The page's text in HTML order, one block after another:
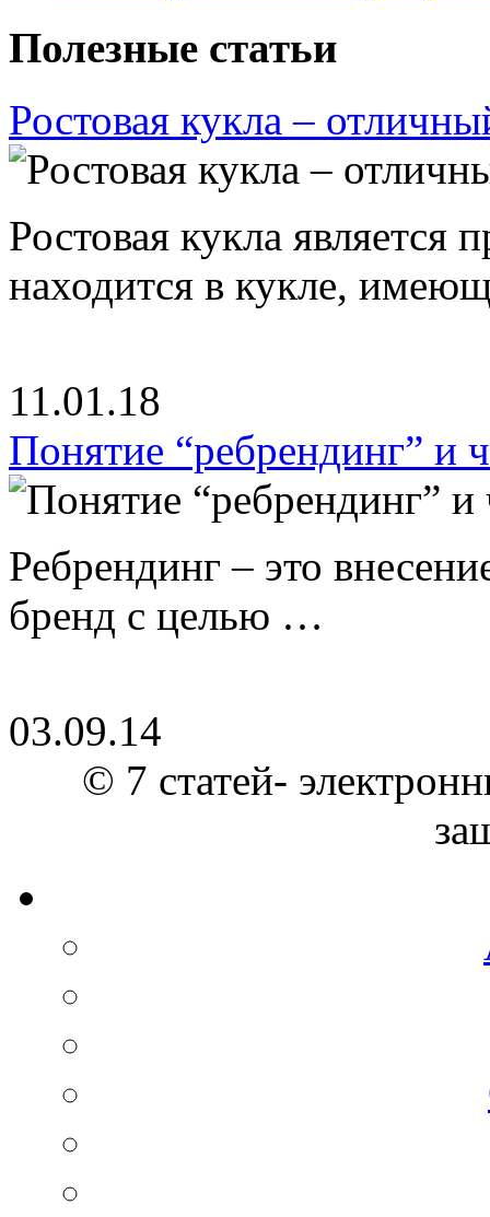
Полезные статьи
Ростовая кукла –
Ростовая кукла является
находится в кукле,
11.01.18
Понятие “ребрендинг” и
Ребрендинг – это
бренд с целью …
03.09.14
© 7 статей-